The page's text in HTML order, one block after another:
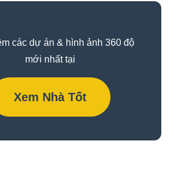
các dự án & hình ảnh 360 độ
mới nhất tại
Xem Nhà Tốt